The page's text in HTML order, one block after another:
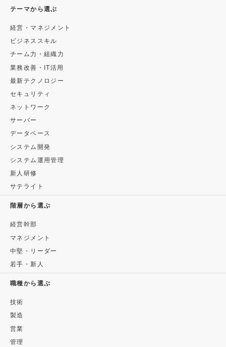
テーマから選ぶ
経営・マネジメント
ビジネススキル
チーム力・組織力
業務改善・IT活用
最新テクノロジー
セキュリティ
ネットワーク
サーバー
データベース
システム開発
システム運用管理
新人研修
サテライト
階層から選ぶ
経営幹部
マネジメント
中堅・リーダー
若手・新人
職種から選ぶ
技術
製造
営業
管理